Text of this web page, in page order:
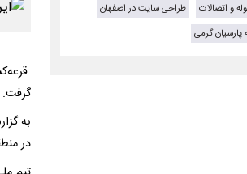
گرفت.
در
و اتصالات
طراحی سایت در اصفهان
گرمی